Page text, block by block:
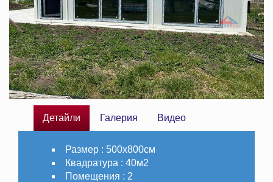
Детайли Галерия Видео
Размер : 500х800см
Квадратура : 40м2
Помещения : 2